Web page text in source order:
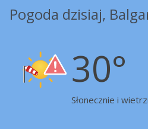
Pogoda dzisiaj,
30°
Słonecznie i